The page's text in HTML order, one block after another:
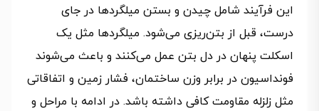
این فرآیند شامل چیدن و بستن میلگردها در جای
درست، قبل از بتن‌ریزی می‌شود. میلگردها مثل یک
اسکلت پنهان در دل بتن عمل می‌کنند و باعث می‌شوند
فونداسیون در برابر وزن ساختمان، فشار زمین و اتفاقاتی
مثل زلزله مقاومت کافی داشته باشد. در ادامه با مراحل و